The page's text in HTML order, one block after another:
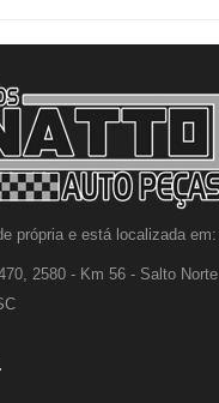
própria e está localizada em:
2580 - Km 56 - Salto Norte